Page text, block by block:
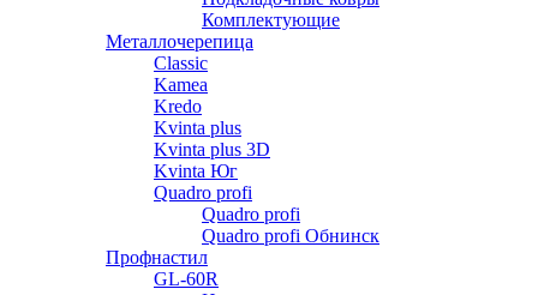
Комплектующие
Металлочерепица
Classic
Kamea
Kredo
Kvinta plus
Kvinta plus 3D
Kvinta Юг
Quadro profi
Quadro profi
Quadro profi Обнинск
Профнастил
GL-60R